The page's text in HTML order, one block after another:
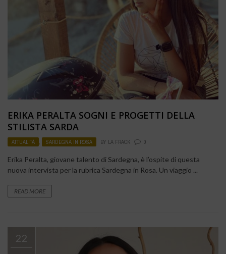
ERIKA PERALTA SOGNI E PROGETTI DELLA
STILISTA SARDA
ATTUALITÀ , SARDEGNA IN ROSA BY LA FRACK 0
Erika Peralta, giovane talento di Sardegna, è l’ospite di questa
nuova intervista per la rubrica Sardegna in Rosa. Un viaggio ...
READ MORE
22